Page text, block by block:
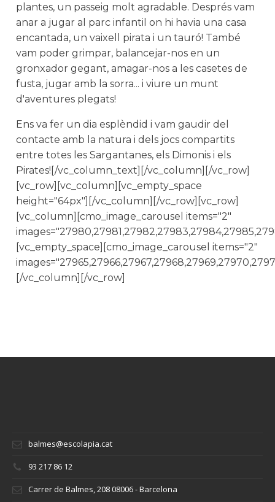
plantes, un passeig molt agradable. Després vam
anar a jugar al parc infantil on hi havia una casa
encantada, un vaixell pirata i un tauró! També
vam poder grimpar, balancejar-nos en un
gronxador gegant, amagar-nos a les casetes de
fusta, jugar amb la sorra... i viure un munt
d'aventures plegats!
Ens va fer un dia esplèndid i vam gaudir del
contacte amb la natura i dels jocs compartits
entre totes les Sargantanes, els Dimonis i els
Pirates![/vc_column_text][/vc_column][/vc_row]
[vc_row][vc_column][vc_empty_space
height="64px"][/vc_column][/vc_row][vc_row]
[vc_column][cmo_image_carousel items="2"
[vc_empty_space][cmo_image_carousel items="2"
[/vc_column][/vc_row]
balmes@escolapia.cat
93 217 86 12
Carrer de Balmes, 208 08006 - Barcelona